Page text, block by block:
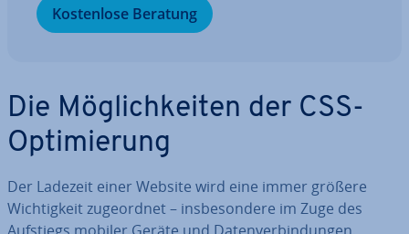
Kos­ten­lo­se Beratung
Die Mög­lich­kei­ten der CSS-
Op­ti­mie­rung
Der Ladezeit einer Website wird eine immer größere
Wich­tig­keit zu­ge­ord­net – ins­be­son­de­re im Zuge des